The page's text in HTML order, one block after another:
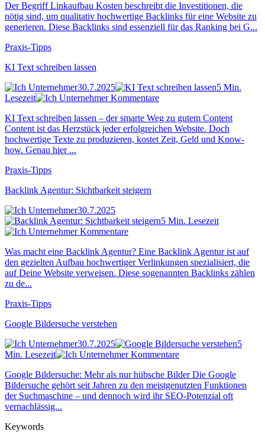
Der Begriff Linkaufbau Kosten beschreibt die Investitionen, die
nötig sind, um qualitativ hochwertige Backlinks für eine Website zu
generieren. Diese Backlinks sind essenziell für das Ranking bei G...
Praxis-Tipps
KI Text schreiben lassen
30.7.2025
5 Min.
Lesezeit
Kommentare
KI Text schreiben lassen – der smarte Weg zu gutem Content
Content ist das Herzstück jeder erfolgreichen Website. Doch
hochwertige Texte zu produzieren, kostet Zeit, Geld und Know-
how. Genau hier ...
Praxis-Tipps
Backlink Agentur: Sichtbarkeit steigern
30.7.2025
5 Min. Lesezeit
Kommentare
Was macht eine Backlink Agentur? Eine Backlink Agentur ist auf
den gezielten Aufbau hochwertiger Verlinkungen spezialisiert, die
auf Deine Website verweisen. Diese sogenannten Backlinks zählen
zu de...
Praxis-Tipps
Google Bildersuche verstehen
30.7.2025
5
Min. Lesezeit
Kommentare
Google Bildersuche: Mehr als nur hübsche Bilder Die Google
Bildersuche gehört seit Jahren zu den meistgenutzten Funktionen
der Suchmaschine – und dennoch wird ihr SEO-Potenzial oft
vernachlässig...
Keywords